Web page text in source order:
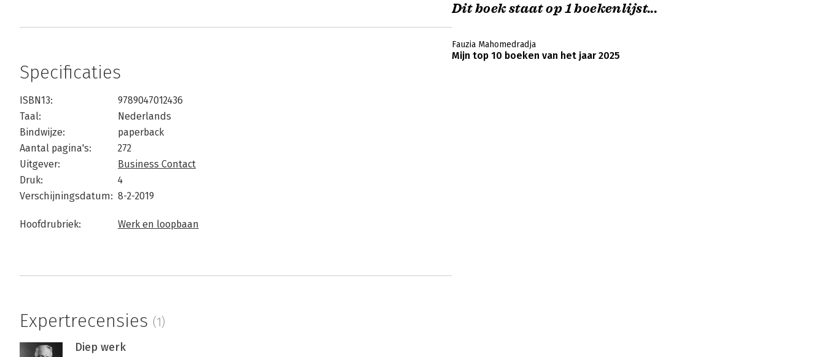
Specificaties
ISBN13:
9789047012436
Taal:
Nederlands
Bindwijze:
paperback
Aantal pagina's:
272
Uitgever:
Business Contact
Druk:
4
Verschijningsdatum: 8-2-2019
Hoofdrubriek: Werk en loopbaan
Expertrecensies (1)
Diep werk
Dit boek staat op 1 boekenlijst...
Fauzia Mahomedradja
Mijn top 10 boeken van het jaar 2025